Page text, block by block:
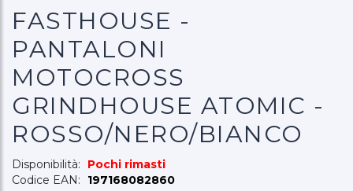
FASTHOUSE -
PANTALONI
MOTOCROSS
GRINDHOUSE ATOMIC -
ROSSO/NERO/BIANCO
Disponibilità:
Pochi rimasti
Codice EAN:
197168082860